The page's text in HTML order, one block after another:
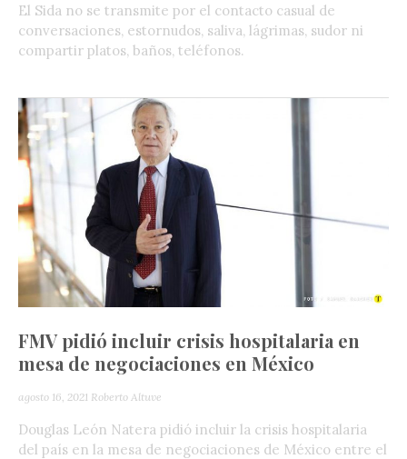
El Sida no se transmite por el contacto casual de
conversaciones, estornudos, saliva, lágrimas, sudor ni
compartir platos, baños, teléfonos.
FMV pidió incluir crisis hospitalaria en
mesa de negociaciones en México
agosto 16, 2021 Roberto Altuve
Douglas León Natera pidió incluir la crisis hospitalaria
del país en la mesa de negociaciones de México entre el